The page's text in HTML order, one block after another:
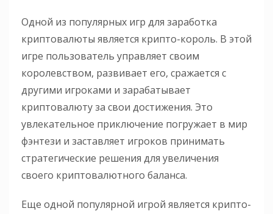
Одной из популярных игр для заработка
криптовалюты является крипто-король. В этой
игре пользователь управляет своим
королевством, развивает его, сражается с
другими игроками и зарабатывает
криптовалюту за свои достижения. Это
увлекательное приключение погружает в мир
фэнтези и заставляет игроков принимать
стратегические решения для увеличения
своего криптовалютного баланса.
Еще одной популярной игрой является крипто-